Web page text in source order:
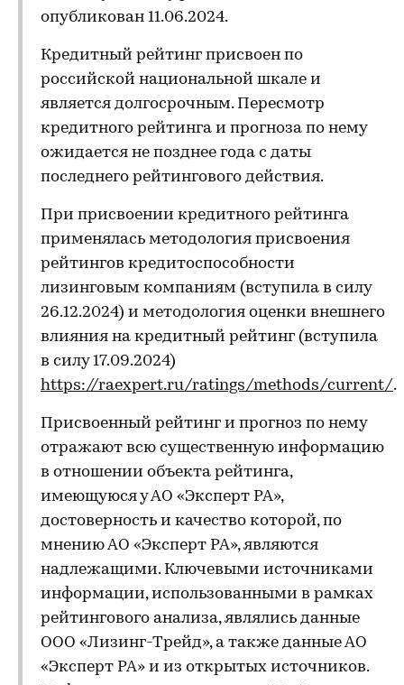
опубликован 11.06.2024.
Кредитный рейтинг присвоен по
российской национальной шкале и
является долгосрочным. Пересмотр
кредитного рейтинга и прогноза по нему
ожидается не позднее года с даты
последнего рейтингового действия.
При присвоении кредитного рейтинга
применялась методология присвоения
рейтингов кредитоспособности
лизинговым компаниям (вступила в силу
26.12.2024) и методология оценки внешнего
влияния на кредитный рейтинг (вступила
в силу 17.09.2024)
https://raexpert.ru/ratings/methods/current/.
Присвоенный рейтинг и прогноз по нему
отражают всю существенную информацию
в отношении объекта рейтинга,
имеющуюся у АО «Эксперт РА»,
достоверность и качество которой, по
мнению АО «Эксперт РА», являются
надлежащими. Ключевыми источниками
информации, использованными в рамках
рейтингового анализа, являлись данные
ООО «Лизинг-Трейд», а также данные АО
«Эксперт РА» и из открытых источников.